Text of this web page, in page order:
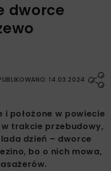
dworce
14.03.2024
i położone w powiecie
trakcie przebudowy,
dzień – dworce
bo o nich mowa,